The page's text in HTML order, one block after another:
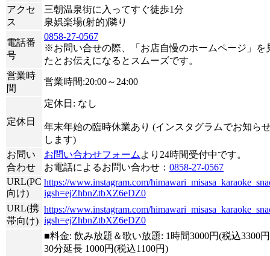
アクセ
ス
三朝温泉街に入ってすぐ徒歩1分
泉娯楽場(射的)隣り
電話番
号
0858-27-0567
※お問い合せの際、「お店自慢のホームページ」を
たとお伝えになるとスムーズです。
営業時
間
営業時間:20:00～24:00
定休日
定休日: なし
年末年始の臨時休業あり (インスタグラムでお知ら
します)
お問い
合わせ
お問い合わせフォーム より24時間受付中です。
お電話によるお問い合わせ： 0858-27-0567
URL(PC
向け)
https://www.instagram.com/
igsh=ejZhbnZtbXZ6eDZ0
URL(携
帯向け)
https://www.instagram.com/
igsh=ejZhbnZtbXZ6eDZ0
■料金: 飲み放題＆歌い放題: 1時間3000円(税込3300
30分延長 1000円(税込1100円)